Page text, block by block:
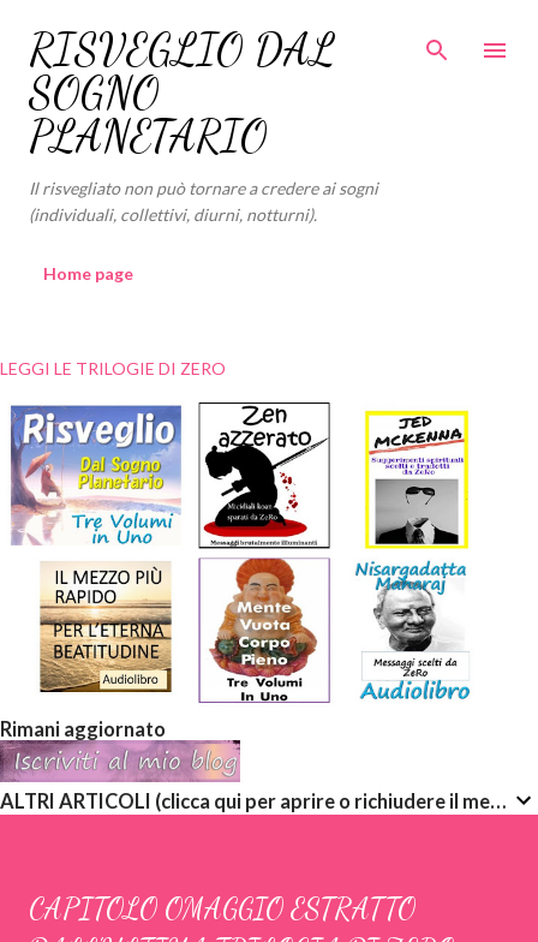
Passa ai contenuti principali
RISVEGLIO DAL
SOGNO
PLANETARIO
Il risvegliato non può tornare a credere ai sogni
(individuali, collettivi, diurni, notturni).
Home page
LEGGI LE TRILOGIE DI ZERO
Rimani aggiornato
ALTRI ARTICOLI (clicca qui per aprire o richiudere il menù a discesa)
CAPITOLO OMAGGIO ESTRATTO